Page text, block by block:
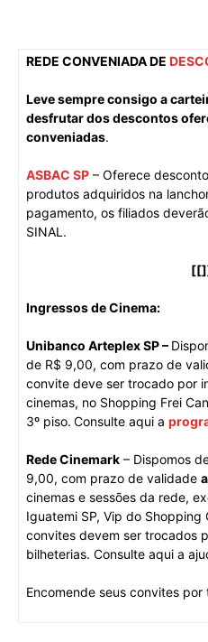
REDE CONVENIADA DE
Leve sempre consigo a
desfrutar dos descontos
conveniadas.
ASBAC SP – Oferece
produtos adquiridos na
pagamento, os filiados
SINAL.
Ingressos de Cinema:
Unibanco Arteplex SP –
de R$ 9,00, com prazo de
convite deve ser trocado por
cinemas, no Shopping Frei
3º piso. Consulte aqui a
Rede Cinemark – Dispomos
9,00, com prazo de validade
cinemas e sessões da rede,
Iguatemi SP, Vip do Shopping
convites devem ser trocados
bilheterias. Consulte aqui a
Encomende seus convites por